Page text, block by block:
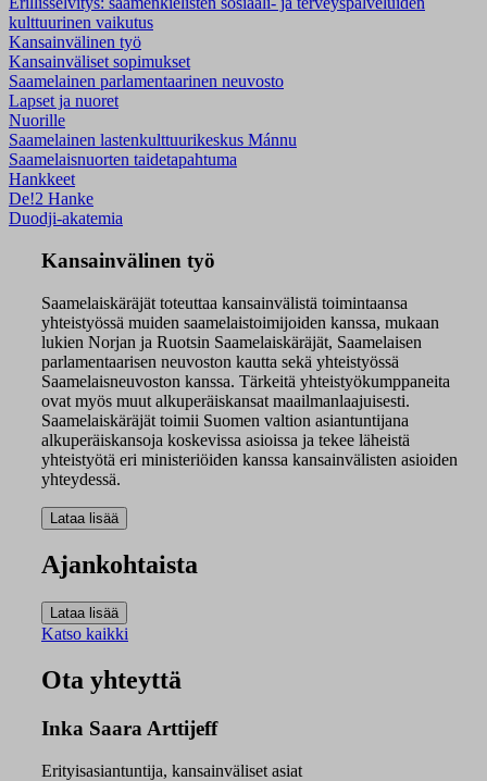
kulttuurinen vaikutus
Kansainvälinen työ
Kansainväliset sopimukset
Saamelainen parlamentaarinen neuvosto
Lapset ja nuoret
Nuorille
Saamelainen lastenkulttuurikeskus Mánnu
Saamelaisnuorten taidetapahtuma
Hankkeet
De!2 Hanke
Duodji-akatemia
Kansainvälinen työ
Saamelaiskäräjät toteuttaa kansainvälistä toimintaansa
yhteistyössä muiden saamelaistoimijoiden kanssa, mukaan
lukien Norjan ja Ruotsin Saamelaiskäräjät, Saamelaisen
parlamentaarisen neuvoston kautta sekä yhteistyössä
Saamelaisneuvoston kanssa. Tärkeitä yhteistyökumppaneita
ovat myös muut alkuperäiskansat maailmanlaajuisesti.
Saamelaiskäräjät toimii Suomen valtion asiantuntijana
alkuperäiskansoja koskevissa asioissa ja tekee läheistä
yhteistyötä eri ministeriöiden kanssa kansainvälisten asioiden
yhteydessä.
Ajankohtaista
Katso kaikki
Ota yhteyttä
Inka Saara Arttijeff
Erityisasiantuntija, kansainväliset asiat